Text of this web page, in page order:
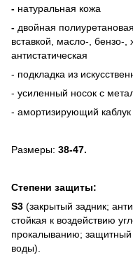
- натуральная кожа
- двойная
вставкой, масло-, бензо-,
антистатическая
- подкладка из
- усиленный носок с
- амортизирующий каблук
Размеры: 38-47.
Степени защиты:
S3 (закрытый задник;
стойкая к воздействию
прокалыванию; защитный
воды).